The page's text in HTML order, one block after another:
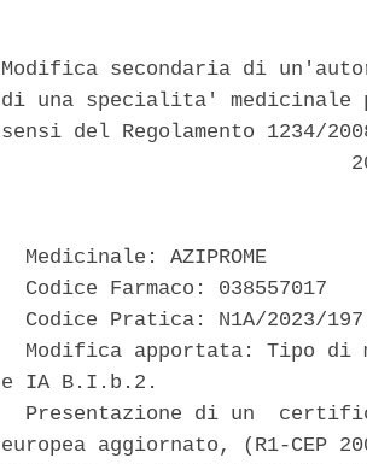
Modifica secondaria di
di una specialita' medicinale
sensi del Regolamento 1234/
  Medicinale: AZIPROME
  Codice Farmaco: 038557017
Codice Pratica: N1A/2023/
Modifica apportata: Tipo di
e IA B.I.b.2.
Presentazione di un
europea aggiornato, (R1-CEP